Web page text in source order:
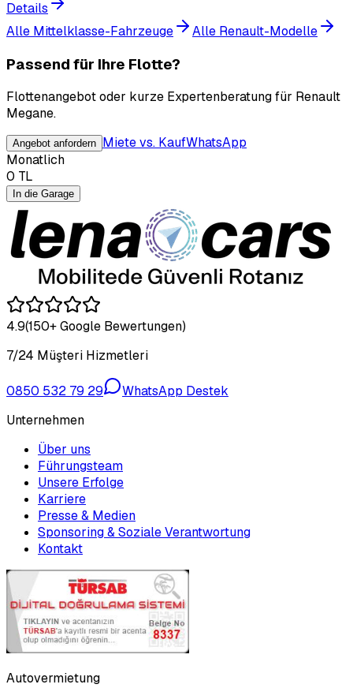
Details
Alle Mittelklasse-Fahrzeuge
Alle Renault-Modelle
Passend für Ihre Flotte?
Flottenangebot oder kurze Expertenberatung für Renault
Megane.
Angebot anfordern Miete vs. KaufWhatsApp
Monatlich
0 TL
In die Garage
4.9(150+ Google Bewertungen)
7/24 Müşteri Hizmetleri
0850 532 79 29
WhatsApp Destek
Unternehmen
Über uns
Führungsteam
Unsere Erfolge
Karriere
Presse & Medien
Sponsoring & Soziale Verantwortung
Kontakt
Autovermietung